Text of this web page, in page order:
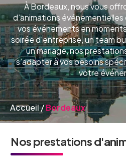
À Bordeaux, nous vous
d’animations
vos événements en
soirée d’entreprise, un team
un mariage, nos
s’adapter à vos besoins
votre
Accueil/Bordeaux
Nos prestations